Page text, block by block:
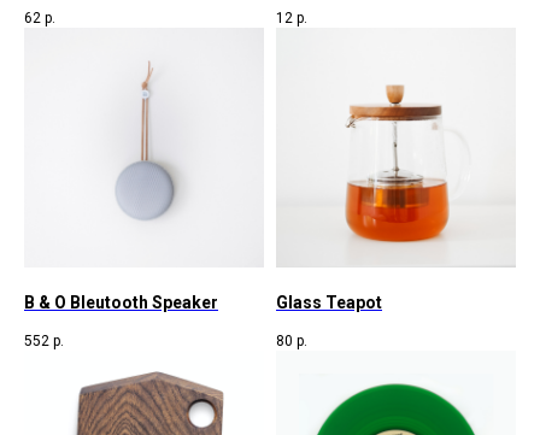
62 р. 12 р.
B & O Bleutooth Speaker
552 р.
Glass Teapot
80 р.